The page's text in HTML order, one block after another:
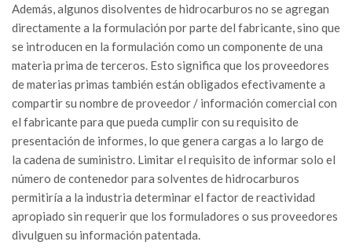
Además, algunos disolventes de hidrocarburos no se agregan
directamente a la formulación por parte del fabricante, sino que
se introducen en la formulación como un componente de una
materia prima de terceros. Esto significa que los proveedores
de materias primas también están obligados efectivamente a
compartir su nombre de proveedor / información comercial con
el fabricante para que pueda cumplir con su requisito de
presentación de informes, lo que genera cargas a lo largo de
la cadena de suministro. Limitar el requisito de informar solo el
número de contenedor para solventes de hidrocarburos
permitiría a la industria determinar el factor de reactividad
apropiado sin requerir que los formuladores o sus proveedores
divulguen su información patentada.